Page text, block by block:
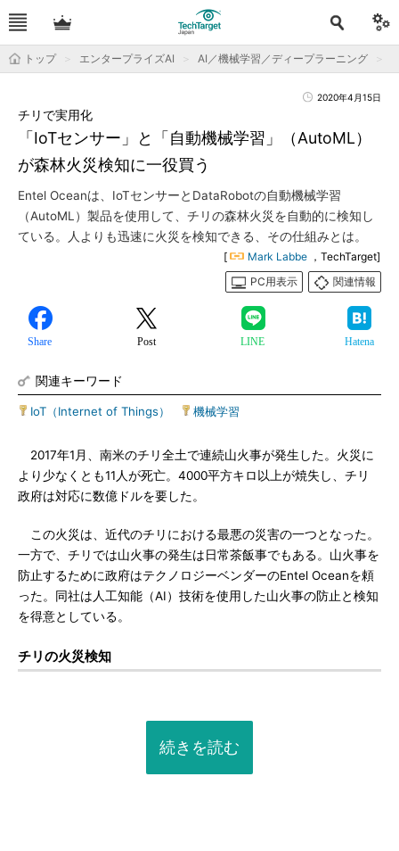
トップ エンタープライズAI AI／機械学習／ディープラーニング
2020年4月15日
「IoTセンサー」と「自動機械学習」（AutoML）
が森林火災検知に一役買う
チリで実用化
Entel Oceanは、IoTセンサーとDataRobotの自動機械学習
（AutoML）製品を使用して、チリの森林火災を自動的に検知し
ている。人よりも迅速に火災を検知できる、その仕組みとは。
[ Mark Labbe ，TechTarget]
PC用表示
関連情報
Share Post LINE Hatena
関連キーワード
IoT（Internet of Things） 機械学習
2017年1月、南米のチリ全土で連続山火事が発生した。火災に
より少なくとも11人が死亡。4000平方キロ以上が焼失し、チリ
政府は対応に数億ドルを要した。
この火災は、近代のチリにおける最悪の災害の一つとなった。
一方で、チリでは山火事の発生は日常茶飯事でもある。山火事を
防止するために政府はテクノロジーベンダーのEntel Oceanを頼
った。同社は人工知能（AI）技術を使用した山火事の防止と検知
を得意としている。
チリの火災検知
続きを読む